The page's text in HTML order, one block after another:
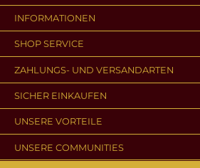
INFORMATIONEN
SHOP SERVICE
ZAHLUNGS- UND VERSANDARTEN
SICHER EINKAUFEN
UNSERE VORTEILE
UNSERE COMMUNITIES